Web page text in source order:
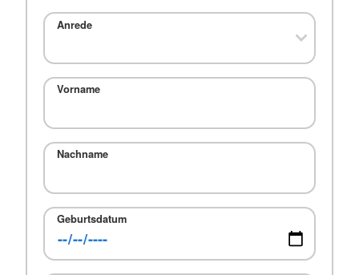
Anrede
Vorname
Nachname
Geburtsdatum